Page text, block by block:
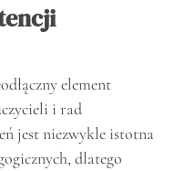
element
i rad
jest niezwykle istotna
dlatego